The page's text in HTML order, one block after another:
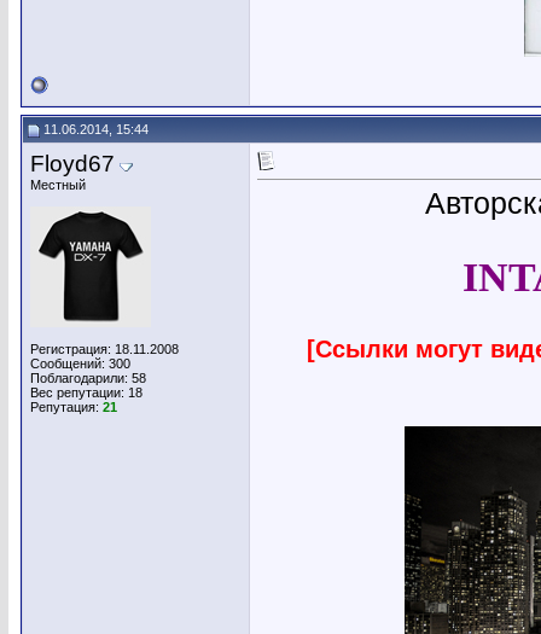
11.06.2014, 15:44
Floyd67
Местный
Регистрация: 18.11.2008
Сообщений: 300
Поблагодарили: 58
Вес репутации: 18
Репутация: 21
[Ссылки могут